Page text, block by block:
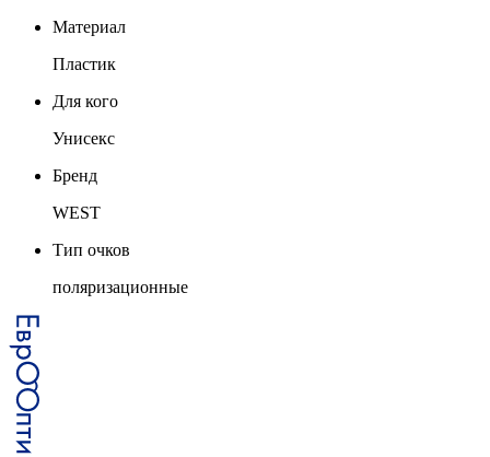
Материал
Пластик
Для кого
Унисекс
Бренд
WEST
Тип очков
поляризационные